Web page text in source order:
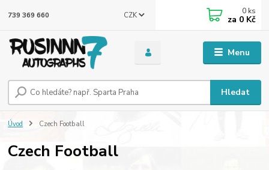
Menu
CZK
Hledat
739 369 660 0 ks
za 0 Kč
Úvod Czech Football
Czech Football